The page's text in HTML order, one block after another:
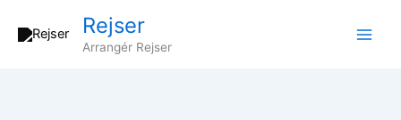
Rejser
Arrangér Rejser